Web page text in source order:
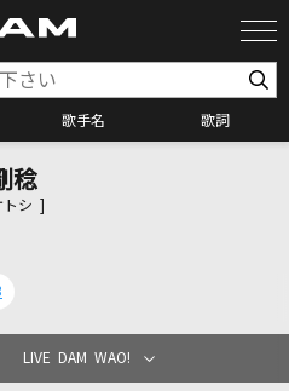
歌手名 歌詞
ケ検索
リクエスト
稔
シ ]
LIVE DAM WAO!